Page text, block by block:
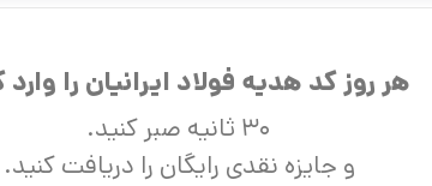
هر روز کد هدیه فولاد ایرانیان را وارد
۳۰ ثانیه صبر کنید.
و جایزه نقدی رایگان را دریافت کنید.